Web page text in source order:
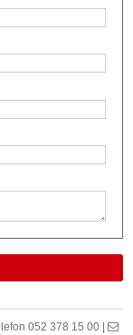
052 378 15 00 |